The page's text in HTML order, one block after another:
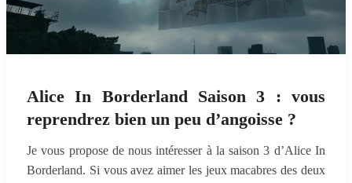
Alice In Borderland Saison 3 : vous
reprendrez bien un peu d’angoisse ?
Je vous propose de nous intéresser à la saison 3 d’Alice In
Borderland. Si vous avez aimer les jeux macabres des deux